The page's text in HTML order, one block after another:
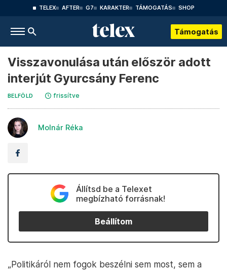
TELEX AFTER G7 KARAKTER TÁMOGATÁS SHOP
Támogatás
Visszavonulása után először adott
interjút Gyurcsány Ferenc
BELFÖLD frissítve
Molnár Réka
Állítsd be a Telexet
megbízható forrásnak!
Beállítom
„Politikáról nem fogok beszélni sem most, sem a